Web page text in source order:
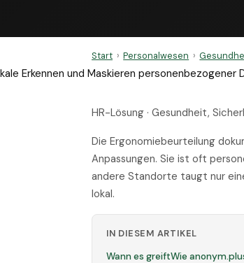
Start › Personalwesen ›
Erkennen und Maskieren
HR-Lösung · Gesundheit,
Die Ergonomiebeurteilung
Anpassungen. Sie ist oft
andere Standorte taugt nur
lokal.
IN DIESEM ARTIKEL
Wann es greiftWie